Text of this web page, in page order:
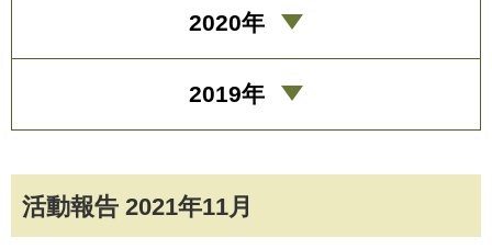
活動報告 2021年11月
2020年
2019年